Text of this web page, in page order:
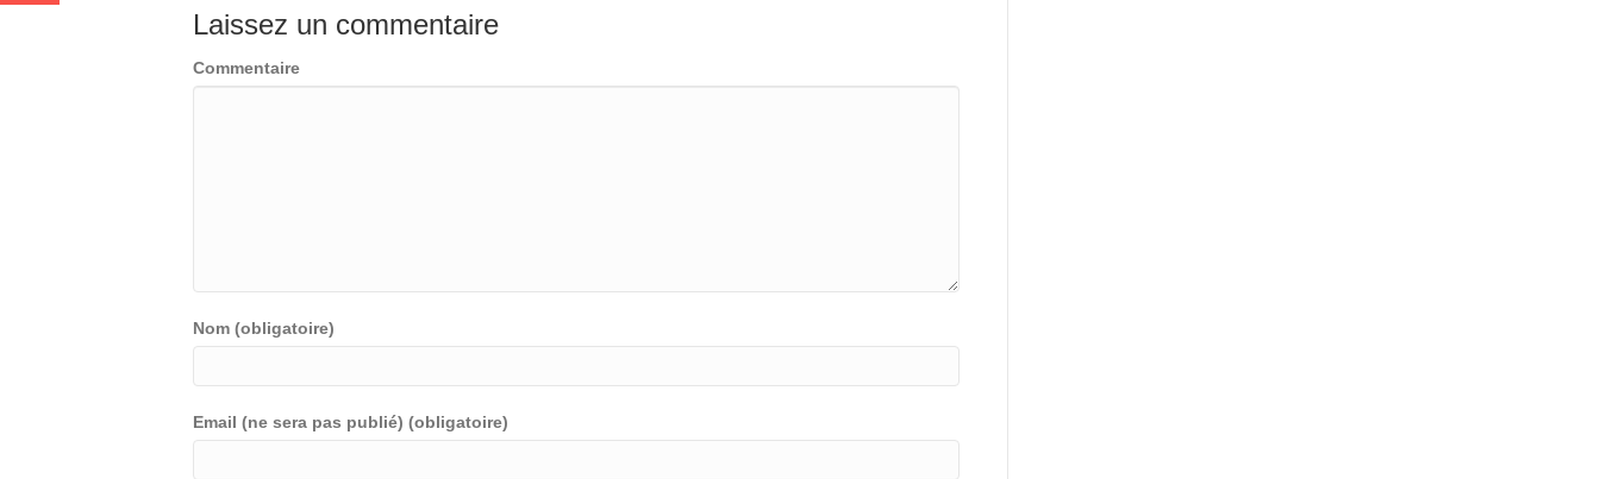
Laissez un commentaire
Commentaire
Nom (obligatoire)
Email (ne sera pas publié) (obligatoire)